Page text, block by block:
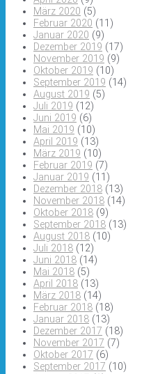
März 2020 (5)
Februar 2020 (11)
Januar 2020 (9)
Dezember 2019 (17)
November 2019 (9)
Oktober 2019 (10)
September 2019 (14)
August 2019 (5)
Juli 2019 (12)
Juni 2019 (6)
Mai 2019 (10)
April 2019 (13)
März 2019 (10)
Februar 2019 (7)
Januar 2019 (11)
Dezember 2018 (13)
November 2018 (14)
Oktober 2018 (9)
September 2018 (13)
August 2018 (10)
Juli 2018 (12)
Juni 2018 (14)
Mai 2018 (5)
April 2018 (13)
März 2018 (14)
Februar 2018 (18)
Januar 2018 (13)
Dezember 2017 (18)
November 2017 (7)
Oktober 2017 (6)
September 2017 (10)